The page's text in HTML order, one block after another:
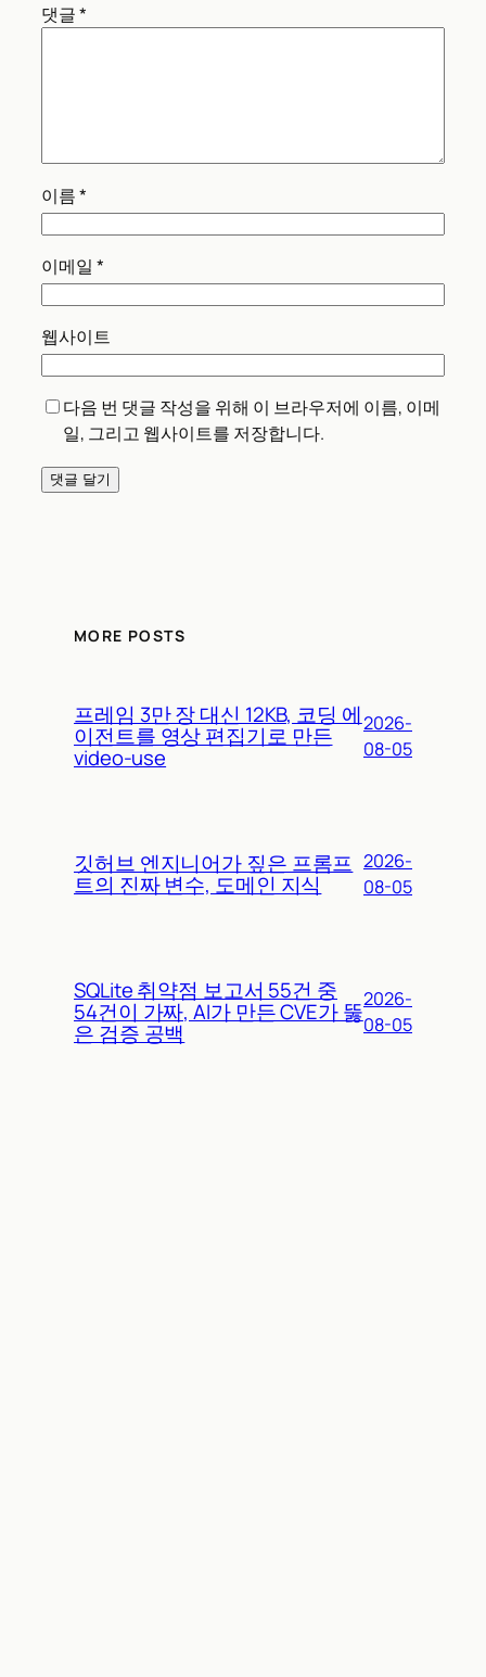
댓글*
이름*
이메일 *
웹사이트
다음 번 댓글 작성을 위해 이 브라우저에 이름, 이메
일, 그리고 웹사이트를 저장합니다.
MORE POSTS
프레임 3만 장 대신 12KB, 코딩 에
이전트를 영상 편집기로 만든
video-use
2026-
08-05
깃허브 엔지니어가 짚은 프롬프
트의 진짜 변수, 도메인 지식
2026-
08-05
SQLite 취약점 보고서 55건 중
54건이 가짜, AI가 만든 CVE가 뚫
은 검증 공백
2026-
08-05